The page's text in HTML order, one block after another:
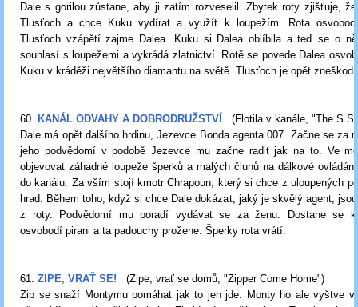
Dale s gorilou zůstane, aby ji zatím rozveselil. Zbytek roty zjišťuje,
Tlusťoch a chce Kuku vydírat a využít k loupežím. Rota
Tlusťoch vzápětí zajme Dalea. Kuku si Dalea oblíbila a teď se o
souhlasí s loupežemi a vykrádá zlatnictví. Rotě se povede Dalea
Kuku v kráděži největšího diamantu na světě. Tlusťoch je opět
60. KANÁL ODVAHY A DOBRODRUŽSTVÍ (Flotila v kanále, "The
Dale má opět dalšího hrdinu, Jezevce Bonda agenta 007. Začne se za
jeho podvědomí v podobě Jezevce mu začne radit jak na to. Ve
objevovat záhadné loupeže šperků a malých člunů na dálkové
do kanálu. Za vším stojí kmotr Chrapoun, který si chce z uloupených
hrad. Během toho, když si chce Dale dokázat, jaký je skvělý agent,
z roty. Podvědomí mu poradí vydávat se za ženu. Dostane se k
osvobodí pirani a ta padouchy prožene. Šperky rota vrátí.
61. ZIPE, VRAŤ SE! (Zipe, vrať se domů, "Zipper Come Home")
Zip se snaží Montymu pomáhat jak to jen jde. Monty ho ale vyštve